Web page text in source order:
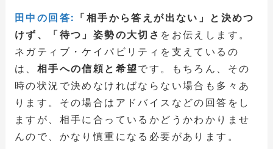
田中の回答: 「相手から答えが出ない」と決めつ
けず、「待つ」姿勢の大切さ をお伝えします。
ネガティブ・ケイパビリティを支えているの
は、 相手への信頼と希望です。もちろん、その
時の状況で決めなければならない場合も多々あ
ります。その場合はアドバイスなどの回答をし
ますが、相手に合っているかどうかわかりませ
んので、かなり慎重になる必要があります。